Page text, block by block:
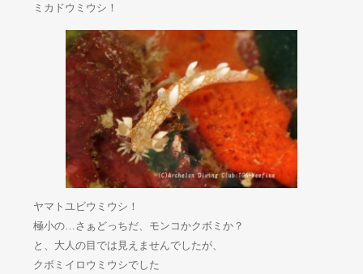
ミカドウミウシ！
ヤマトユビウミウシ！
極小の…さぁどっちだ、モンコかクボミか？
と、大人の目では見えませんでしたが、
クボミイロウミウシでした